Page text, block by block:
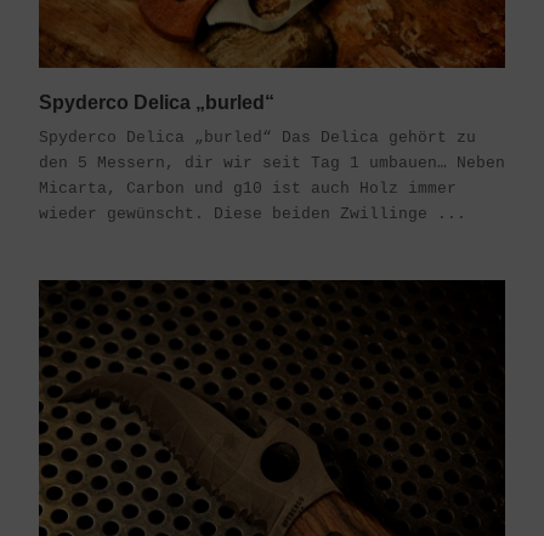
Spyderco Delica „burled“
Spyderco Delica „burled“ Das Delica gehört zu
den 5 Messern, dir wir seit Tag 1 umbauen… Neben
Micarta, Carbon und g10 ist auch Holz immer
wieder gewünscht. Diese beiden Zwillinge ...